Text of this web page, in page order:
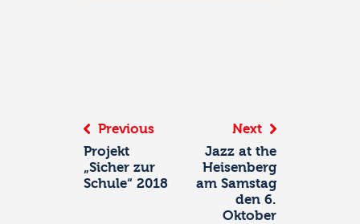
Previous
Projekt
„Sicher zur
Schule“ 2018
Next
Jazz at the
Heisenberg
am Samstag
den 6.
Oktober